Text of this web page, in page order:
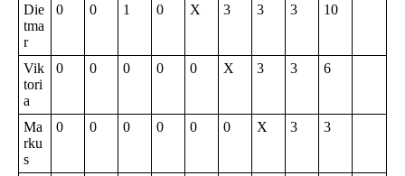
Die
tma
r
0 0 1 0 X 3 3 3 10
Vik
tori
a
0 0 0 0 0 X 3 3 6
Ma
rku
s
0 0 0 0 0 0 X 3 3